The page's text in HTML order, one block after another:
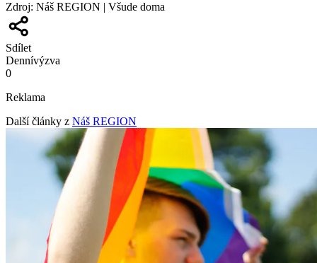
Zdroj: Náš REGION | Všude doma
Sdílet
Dennívýzva
0
Reklama
Další články z Náš REGION